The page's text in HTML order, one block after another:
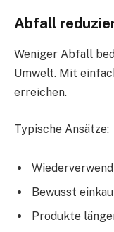
Abfall
Weniger Abfall
Umwelt. Mit
erreichen.
Typische Ansätze:
Bewusst
Produkte